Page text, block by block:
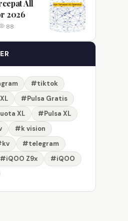
All
2026
88
#tiktok
#Pulsa Gratis
XL
#Pulsa XL
#k vision
#telegram
#iQOO Z9x
#iQOO